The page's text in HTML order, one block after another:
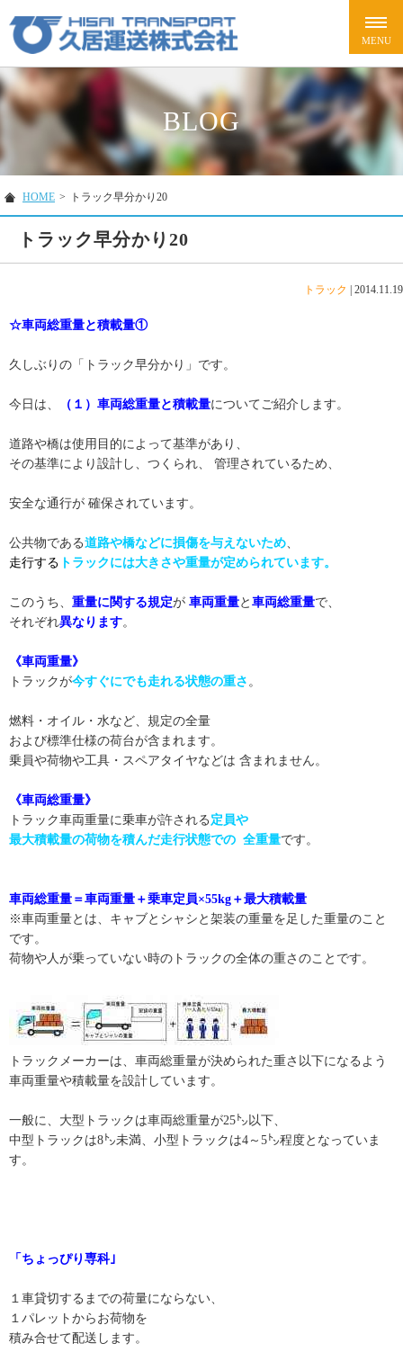
BLOG
HOME > トラック早分かり20
トラック早分かり20
トラック 2014.11.19
☆車両総重量と積載量①
久しぶりの「トラック早分かり」です。
今日は、 （ １）車両総重量と積載量についてご紹介します。
道路や橋は使用目的によって基準があり、
その基準により設計し、つくられ、 管理されているため、
安全な通行が 確保されています。
公共物である道路や橋などに損傷を与えないため、
走行する トラックには大きさや重量が定められています。
このうち、 重量に関する規定が 車両重量と 車両総重量で、
それぞれ異なります。
《車両重量》
トラックが今すぐにでも走れる状態の重さ 。
燃料・オイル・水など、規定の全量
および標準仕様の荷台が含まれます。
乗員や荷物や工具・スペアタイヤなどは 含まれません。
《車両総重量》
トラック車両重量に乗車が許される 定員や
最大積載量の荷物を積んだ走行状態での 全重量です。
車両総重量＝車両重量＋乗車定員×55kg＋最大積載量
※車両重量とは、キャブとシャシと架装の重量を足した重量のこと
です。
荷物や人が乗っていない時のトラックの全体の重さのことです。
トラックメーカーは、車両総重量が決められた重さ以下になるよう
車両重量や積載量を設計しています。
一般に、大型トラックは車両総重量が25㌧以下、
中型トラックは8㌧未満、小型トラックは4～5㌧程度となっていま
す。
「ちょっぴり専科｣
１車貸切するまでの荷量にならない、
１パレットからお荷物を
積み合せて配送します。